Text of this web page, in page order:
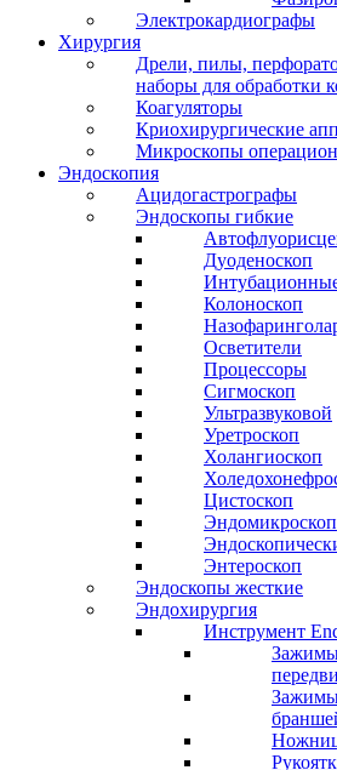
Электрокардиографы
Хирургия
Дрели, пилы,
наборы для обработки
Коагуляторы
Криохирургические
Микроскопы
Эндоскопия
Ацидогастрографы
Эндоскопы гибкие
Дуоденоскоп
Колоноскоп
Осветители
Процессоры
Сигмоскоп
Ультразвуковой
Уретроскоп
Холангиоскоп
Цистоскоп
Эндомикроскоп
Энтероскоп
Эндоскопы жесткие
Эндохирургия
Инструмент